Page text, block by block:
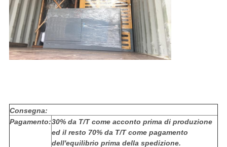
Consegna:
Pagamento:30% da T/T come acconto prima di produzione
ed il resto 70% da T/T come pagamento
dell'equilibrio prima della spedizione.